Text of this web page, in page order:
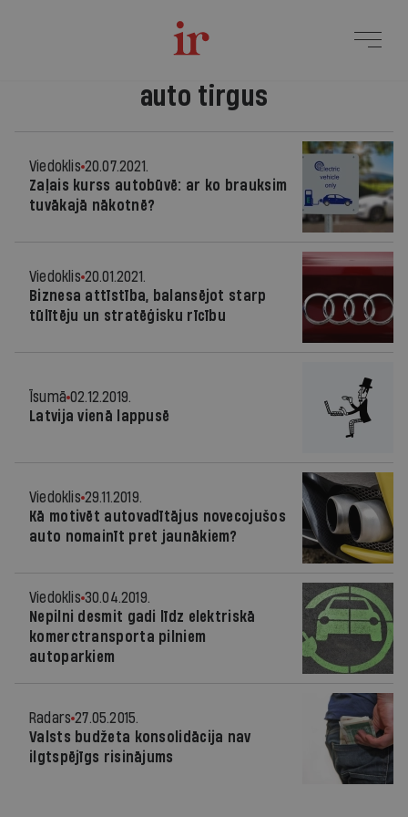
auto tirgus
Viedoklis 20.07.2021.
Zaļais kurss autobūvē: ar ko brauksim
tuvākajā nākotnē?
Viedoklis 20.01.2021.
Biznesa attīstība, balansējot starp
tūlītēju un stratēģisku rīcību
Īsumā 02.12.2019.
Latvija vienā lappusē
Viedoklis 29.11.2019.
Kā motivēt autovadītājus novecojušos
auto nomainīt pret jaunākiem?
Viedoklis 30.04.2019.
Nepilni desmit gadi līdz elektriskā
komerctransporta pilniem
autoparkiem
Radars 27.05.2015.
Valsts budžeta konsolidācija nav
ilgtspējīgs risinājums